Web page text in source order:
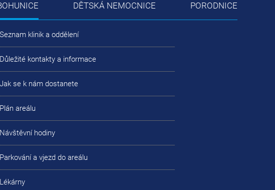
DĚTSKÁ NEMOCNICE PORODNICE
Seznam klinik a oddělení
Důležité kontakty a informace
Jak se k nám dostanete
Plán areálu
Návštěvní hodiny
Parkování a vjezd do areálu
Lékárny